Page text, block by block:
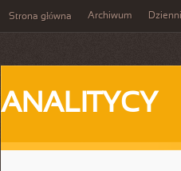
Strona główna Archiwum
ANALITYCY